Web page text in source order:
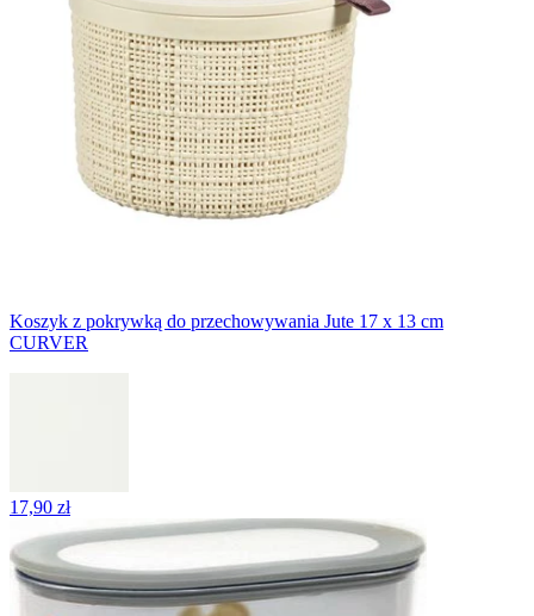
Koszyk z pokrywką do przechowywania Jute 17 x 13 cm
CURVER
17,90 zł